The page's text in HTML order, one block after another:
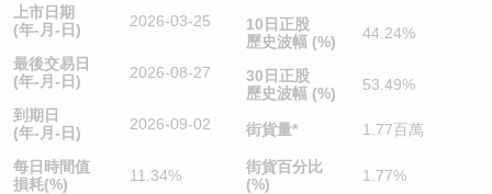
上市日期
(年-月-日)
2026-03-25
最後交易日
(年-月-日)
2026-08-27
到期日
(年-月-日)
2026-09-02
每日時間值
損耗(%)
11.34%
10日正股
歷史波幅 (%)
44.24%
30日正股
歷史波幅 (%)
53.49%
街貨量* 1.77百萬
街貨百分比
(%)
1.77%